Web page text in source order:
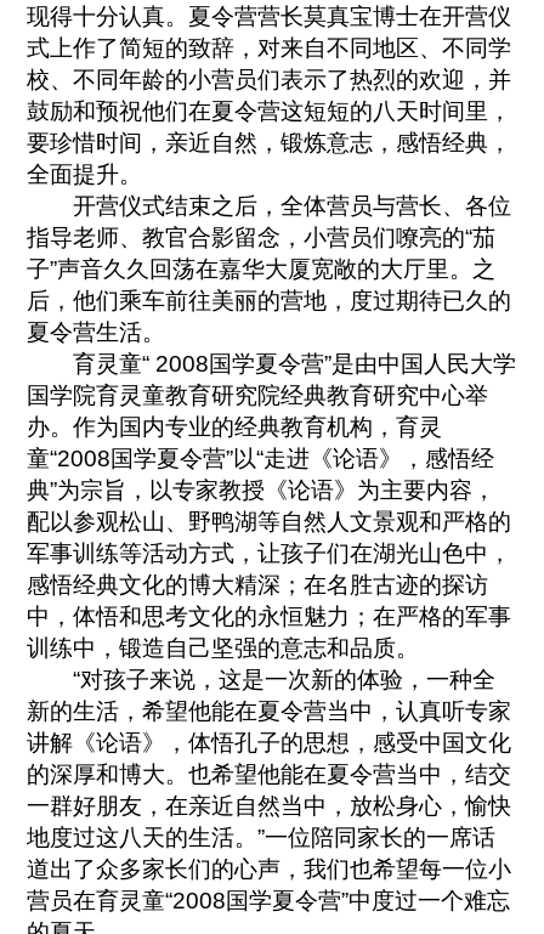
现得十分认真。夏令营营长莫真宝博士在开营仪
式上作了简短的致辞，对来自不同地区、不同学
校、不同年龄的小营员们表示了热烈的欢迎，并
鼓励和预祝他们在夏令营这短短的八天时间里，
要珍惜时间，亲近自然，锻炼意志，感悟经典，
全面提升。
开营仪式结束之后，全体营员与营长、各位
指导老师、教官合影留念，小营员们嘹亮的“茄
子”声音久久回荡在嘉华大厦宽敞的大厅里。之
后，他们乘车前往美丽的营地，度过期待已久的
夏令营生活。
育灵童“ 2008国学夏令营”是由中国人民大学
国学院育灵童教育研究院经典教育研究中心举
办。作为国内专业的经典教育机构，育灵
童“2008国学夏令营”以“走进《论语》，感悟经
典”为宗旨，以专家教授《论语》为主要内容，
配以参观松山、野鸭湖等自然人文景观和严格的
军事训练等活动方式，让孩子们在湖光山色中，
感悟经典文化的博大精深；在名胜古迹的探访
中，体悟和思考文化的永恒魅力；在严格的军事
训练中，锻造自己坚强的意志和品质。
“对孩子来说，这是一次新的体验，一种全
新的生活，希望他能在夏令营当中，认真听专家
讲解《论语》，体悟孔子的思想，感受中国文化
的深厚和博大。也希望他能在夏令营当中，结交
一群好朋友，在亲近自然当中，放松身心，愉快
地度过这八天的生活。”一位陪同家长的一席话
道出了众多家长们的心声，我们也希望每一位小
营员在育灵童“2008国学夏令营”中度过一个难忘